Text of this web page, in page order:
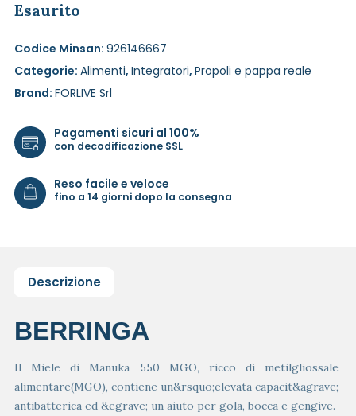
Esaurito
Codice Minsan: 926146667
Categorie: Alimenti, Integratori, Propoli e pappa reale
Brand: FORLIVE Srl
Pagamenti sicuri al 100%
con decodificazione SSL
Reso facile e veloce
fino a 14 giorni dopo la consegna
Descrizione
BERRINGA
Il Miele di Manuka 550 MGO, ricco di metilgliossale
alimentare(MGO), contiene un&rsquo;elevata capacit&agrave;
antibatterica ed &egrave; un aiuto per gola, bocca e gengive.